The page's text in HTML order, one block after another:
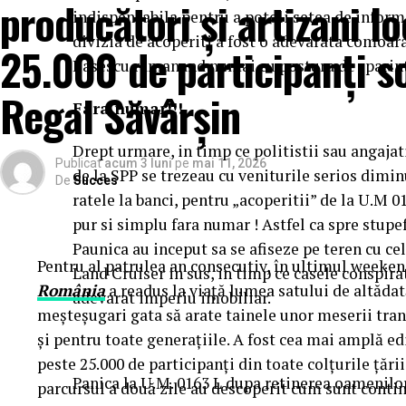
indispensabila pentru a potoli setea de
divizia de acoperiti a fost o adevarata
Basescu ramanand numai cu postura de
Fara numar!!!
Drept urmare, in timp ce politistii sau
de la SPP se trezeau cu veniturile serios
ratele la banci, pentru „acoperitii” de la U.M
pur si simplu fara numar ! Astfel ca spre
Paunica au inceput sa se afiseze pe teren cu
Land Cruiser in sus, in timp ce casele
adevarat imperiu imobiliar.
Panica la U.M. 0163 L dupa retinerea
producători și artizani
25.000 de participanți
Regal Săvârșin
Publicat acum 3 luni pe mai 11, 2026
De Succes
Pentru al patrulea an consecutiv, în ultimul
Româniaa readus la viață lumea satului de
meșteșugari gata să arate tainele unor meserii
și pentru toate generațiile. A fost cea mai amplă
peste 25.000 de participanți din toate colțurile
parcursul a două zile au descoperit cum sunt